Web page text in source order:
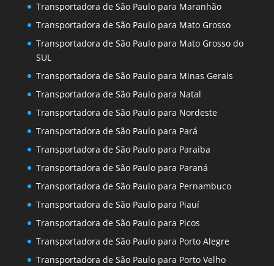
Transportadora de São Paulo para Maranhão
Transportadora de São Paulo para Mato Grosso
Transportadora de São Paulo para Mato Grosso do
SUL
Transportadora de São Paulo para Minas Gerais
Transportadora de São Paulo para Natal
Transportadora de São Paulo para Nordeste
Transportadora de São Paulo para Pará
Transportadora de São Paulo para Paraiba
Transportadora de São Paulo para Paraná
Transportadora de São Paulo para Pernambuco
Transportadora de São Paulo para Piauí
Transportadora de São Paulo para Picos
Transportadora de São Paulo para Porto Alegre
Transportadora de São Paulo para Porto Velho